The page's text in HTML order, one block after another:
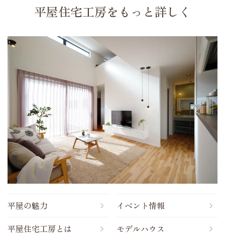
平屋住宅工房をもっと詳しく
平屋の魅力
平屋住宅工房とは
イベント情報
モデルハウス